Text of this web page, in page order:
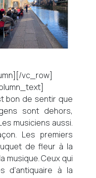
vc_row]
bon de sentir que
sont dehors,
musiciens aussi.
Les premiers
de fleur à la
musique. Ceux qui
d’antiquaire à la